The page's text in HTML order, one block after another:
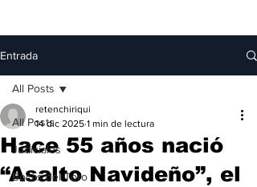
Entrada
All Posts
Judiciales
Bocas del Toro
All Posts
Hace 55 años nació
“Asalto Navideño”, el
retenchiriqui
14 dic 2025 1 min de lectura